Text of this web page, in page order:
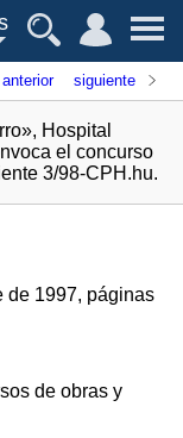
anterior siguiente
Hospital
el concurso
3/98-CPH.hu.
de 1997, páginas
de obras y